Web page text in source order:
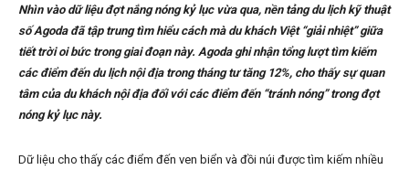
Nhìn vào dữ liệu đợt nắng nóng kỷ lục vừa qua, nền tảng du lịch kỹ thuật
số Agoda đã tập trung tìm hiểu cách mà du khách Việt “giải nhiệt” giữa
tiết trời oi bức trong giai đoạn này. Agoda ghi nhận tổng lượt tìm kiếm
các điểm đến du lịch nội địa trong tháng tư tăng 12%, cho thấy sự quan
tâm của du khách nội địa đối với các điểm đến “tránh nóng” trong đợt
nóng kỷ lục này.
Dữ liệu cho thấy các điểm đến ven biển và đồi núi được tìm kiếm nhiều